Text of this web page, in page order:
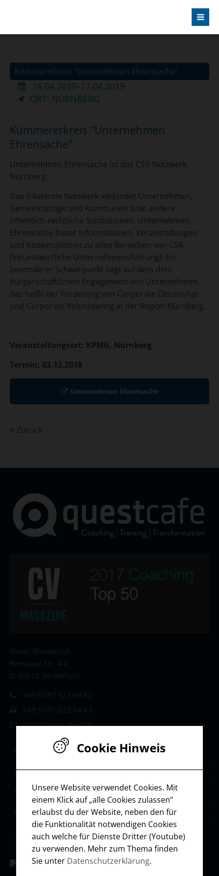
Kümmererkreis "Unternehmen Ehrensache"
16.04.2019–17.04.2019
ORT: NÜRNBERG
Kümmererkreis "Unternehmen
Ehrensache"
Unternehmen Ehrensache ist das CSR-Netzwerk
Nürnberg.
Das trilaterale Netzwerk verbindet Unternehmen,
Gemeinnützige und Kommunen bzw. andere
öffentlich-rechtliche Institutionen. Unternehmen
Ehrensache bietet Informationen, Veranstaltungen
und Kooperationen zu allen Bereichen von CSR
(Verantwortliche Unternehmensführung). Ein
besonderer Schwerpunkt liegt auf dem dem
bürgerschaftlichen Engagement von Unternehmen,
das heißt der Förderung von Corporate Citizenship
und Corporate Volunteering in der Region Nürnberg.
Veranstaltungsort: KPMG, Nürnberg
Termin: 03.12.2018
Unternehmen Ehrensache
Zurück
mail@questcafe.com
Life & Leadership Coaching
Stärken-Coaching
Selbstmanagement
Ressourcen / Downloads
Cookie Hinweis
Unsere Website verwendet Cookies. Mit
einem Klick auf „alle Cookies zulassen“
erlaubst du der Website, neben den für
die Funktionalität notwendigen Cookies
auch welche für Dienste Dritter (Youtube)
zu verwenden. Mehr zum Thema finden
Sie unter Datenschutzerklärung.